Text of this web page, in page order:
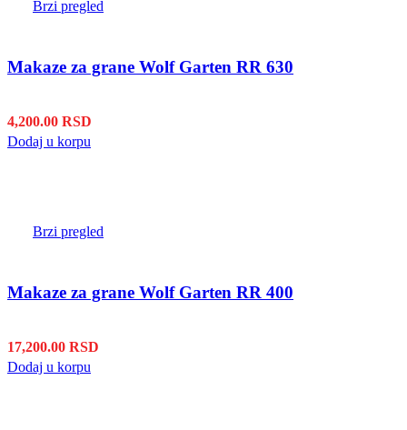
Brzi pregled
Makaze za grane Wolf Garten RR 630
4,200.00 RSD
Dodaj u korpu
Brzi pregled
Makaze za grane Wolf Garten RR 400
17,200.00 RSD
Dodaj u korpu